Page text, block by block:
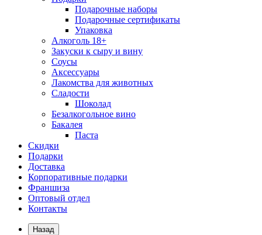
Подарочные наборы
Подарочные сертификаты
Упаковка
Алкоголь 18+
Закуски к сыру и вину
Соусы
Аксессуары
Лакомства для животных
Сладости
Шоколад
Безалкогольное вино
Бакалея
Паста
Скидки
Подарки
Доставка
Корпоративные подарки
Франшиза
Оптовый отдел
Контакты
Назад